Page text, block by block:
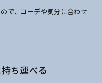
で、コーデや気分に合わせ
ち運べる